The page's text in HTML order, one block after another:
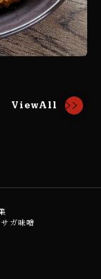
ViewAll
ガ味噌